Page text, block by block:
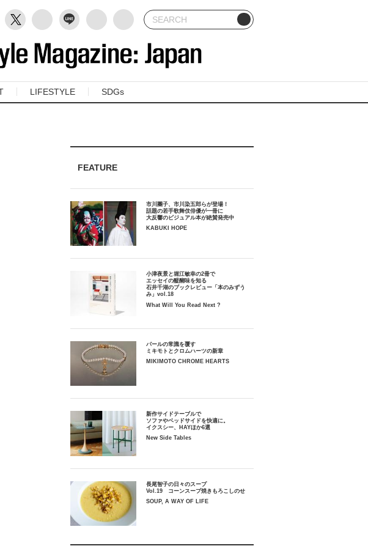
LIFESTYLE SDGs
FEATURE
市川團子、市川染五郎らが登場！
話題の若手歌舞伎俳優が一冊に
大反響のビジュアル本が絶賛発売中
KABUKI HOPE
小津夜景と堀江敏幸の2冊で
エッセイの醍醐味を知る
石井千湖のブックレビュー「本のみずう
み」vol.18
What Will You Read Next ?
パールの常識を覆す
ミキモトとクロムハーツの新章
MIKIMOTO CHROME HEARTS
新作サイドテーブルで
ソファやベッドサイドを快適に。
イクスシー、HAYほか6選
New Side Tables
長尾智子の日々のスープ
Vol.19 コーンスープ焼きもろこしのせ
SOUP, A WAY OF LIFE